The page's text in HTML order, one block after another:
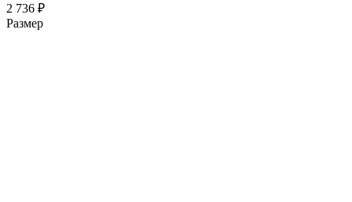
2 736 ₽
Размер